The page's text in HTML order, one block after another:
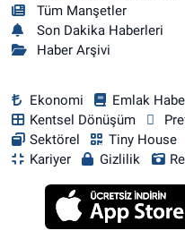
Tüm Manşetler
Son Dakika Haberleri
Haber Arşivi
Ekonomi Emlak
Kentsel Dönüşüm
Sektörel
Tiny House
Kariyer
Gizlilik